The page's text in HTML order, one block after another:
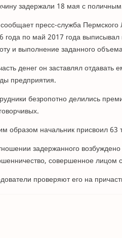
задержали 18 мая с
пресс-служба
года по май 2017 года
и выполнение заданного
денег он заставлял отдавать
предприятия.
безропотно делились
образом начальник присвоил 63
задержанного
совершенное лицом
проверяют его на